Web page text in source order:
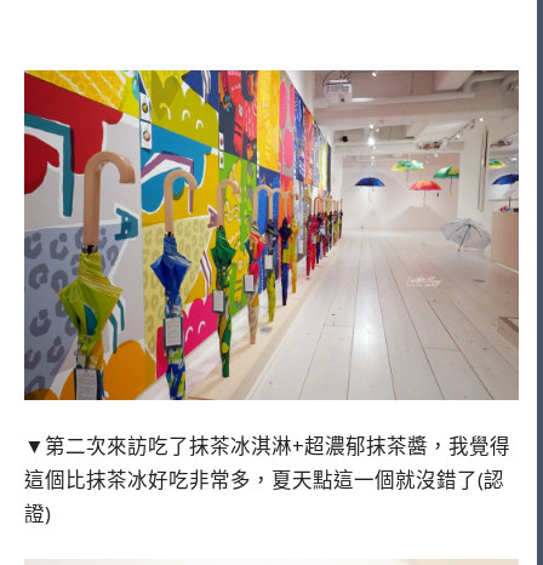
▼第二次來訪吃了抹茶冰淇淋+超濃郁抹茶醬，我覺得
這個比抹茶冰好吃非常多，夏天點這一個就沒錯了(認
證)